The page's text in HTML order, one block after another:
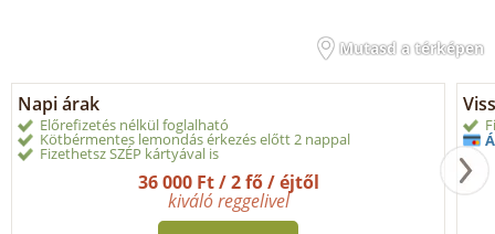
Mutasd a térképen
Napi árak
Előrefizetés nélkül foglalható
Kötbérmentes lemondás érkezés előtt 2 nappal
Fizethetsz SZÉP kártyával is
36 000 Ft / 2 fő / éjtől
kiváló reggelivel